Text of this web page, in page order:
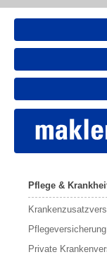
Pflege &
Pflegeversicherung
Private